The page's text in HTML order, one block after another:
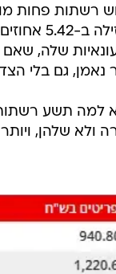
רשתות פחות
שלה, שאם
גם בלי
למה תשע
ולא שלהן,